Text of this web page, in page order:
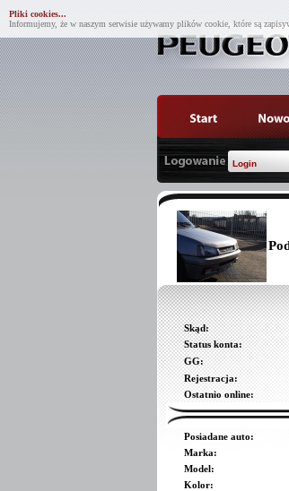
Pliki cookies...
Informujemy, że w naszym serwisie używamy plików cookie, które są
Skąd:
Status konta:
GG:
Rejestracja:
Ostatnio online:
Posiadane auto:
Marka:
Model:
Kolor: